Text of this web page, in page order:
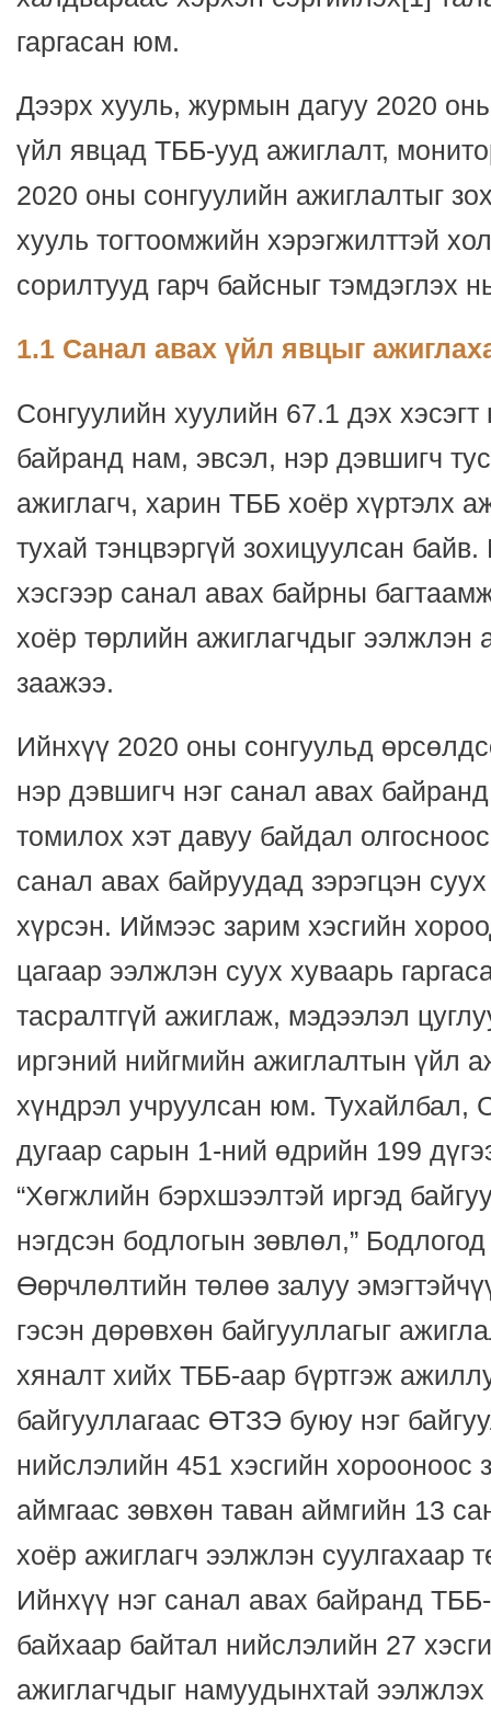
гаргасан юм.
Дээрх хууль, журмын дагуу 2020
үйл явцад ТББ-ууд ажиглалт,
2020 оны сонгуулийн ажиглалтыг
хууль тогтоомжийн хэрэгжилттэй
сорилтууд гарч байсныг тэмдэглэх
1.1 Санал авах үйл явцыг
Сонгуулийн хуулийн 67.1 дэх хэсэгт
байранд нам, эвсэл, нэр дэвшигч
ажиглагч, харин ТББ хоёр хүртэлх
тухай тэнцвэргүй зохицуулсан
хэсгээр санал авах байрны
хоёр төрлийн ажиглагчдыг
заажээ.
Ийнхүү 2020 оны сонгуульд
нэр дэвшигч нэг санал авах
томилох хэт давуу байдал
санал авах байруудад зэрэгцэн
хүрсэн. Иймээс зарим хэсгийн
цагаар ээлжлэн суух хуваарь
тасралтгүй ажиглаж, мэдээлэл
иргэний нийгмийн ажиглалтын үйл
хүндрэл учруулсан юм.
дугаар сарын 1-ний өдрийн 199
“Хөгжлийн бэрхшээлтэй иргэд
нэгдсэн бодлогын зөвлөл,”
Өөрчлөлтийн төлөө залуу
гэсэн дөрөвхөн байгууллагыг
хяналт хийх ТББ-аар бүртгэж
байгууллагаас ӨТЗЭ буюу нэг
нийслэлийн 451 хэсгийн хорооноос
аймгаас зөвхөн таван аймгийн 13
хоёр ажиглагч ээлжлэн суулгахаар
Ийнхүү нэг санал авах байранд
байхаар байтал нийслэлийн 27
ажиглагчдыг намуудынхтай